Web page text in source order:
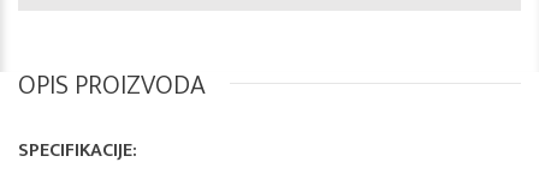
OPIS PROIZVODA
SPECIFIKACIJE: